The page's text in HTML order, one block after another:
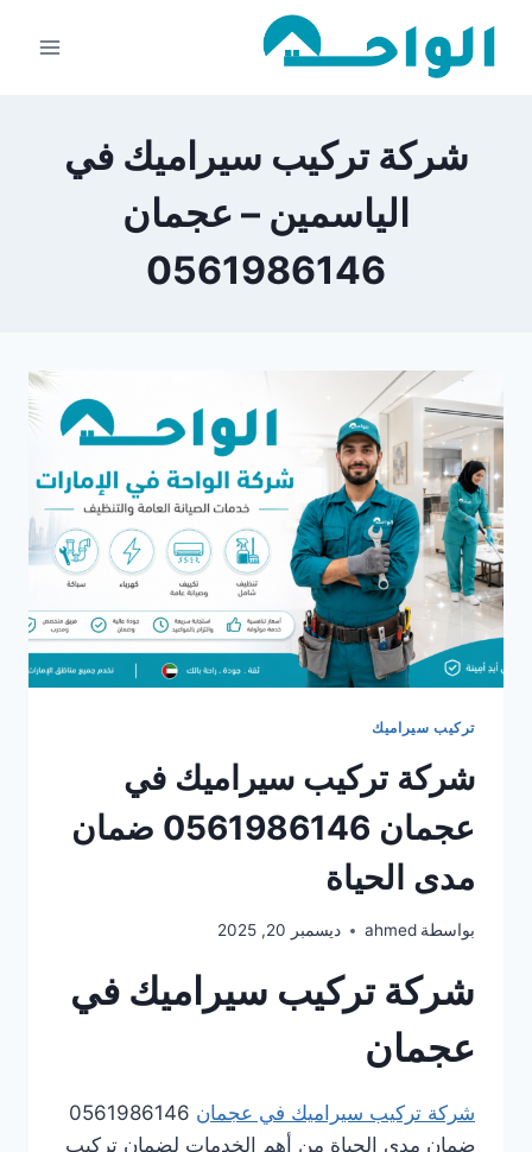
شركة تركيب سيراميك في
الياسمين – عجمان
0561986146
تركيب سيراميك
شركة تركيب سيراميك في
عجمان 0561986146 ضمان
مدى الحياة
بواسطة ahmed ديسمبر 20, 2025
شركة تركيب سيراميك في
عجمان
شركة تركيب سيراميك في عجمان 0561986146
ضمان مدى الحياة من أهم الخدمات لضمان تركيب